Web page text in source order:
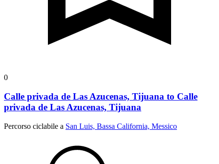
0
Calle privada de Las Azucenas, Tijuana to Calle
privada de Las Azucenas, Tijuana
Percorso ciclabile a San Luis, Bassa California, Messico